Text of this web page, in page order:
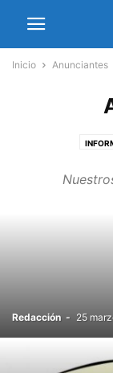
Inicio Anunciantes
Redacción - 25